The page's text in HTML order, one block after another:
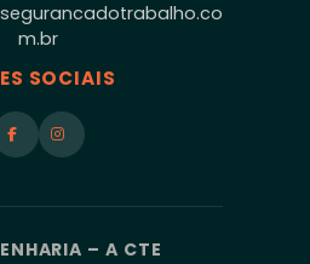
m.br
SOCIAIS
– A CTE